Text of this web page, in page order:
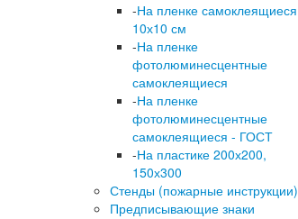
-На пленке самоклеящиеся
10х10 см
-На пленке
фотолюминесцентные
самоклеящиеся
-На пленке
фотолюминесцентные
самоклеящиеся - ГОСТ
-На пластике 200х200,
150х300
Стенды (пожарные инструкции)
Предписывающие знаки